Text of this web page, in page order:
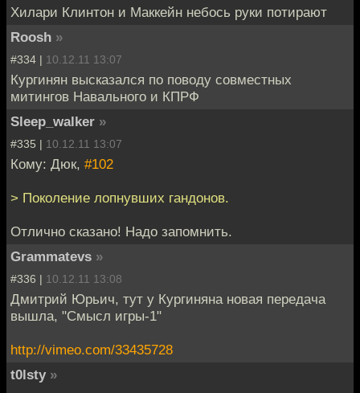
Хилари Клинтон и Маккейн небось руки потирают
Roosh »
#334 | 10.12.11 13:07
Кургинян высказался по поводу совместных
митингов Навального и КПРФ
Sleep_walker »
#335 | 10.12.11 13:07
Кому: Дюк, #102
> Поколение лопнувших гандонов.
Отлично сказано! Надо запомнить.
Grammatevs »
#336 | 10.12.11 13:08
Дмитрий Юрьич, тут у Кургиняна новая передача
вышла, "Смысл игры-1"
http://vimeo.com/33435728
t0lsty »